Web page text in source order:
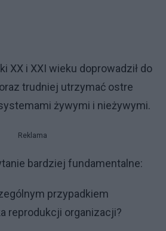
XX i XXI wieku doprowadził do
trudniej utrzymać ostre
żywymi i nieżywymi.
Reklama
bardziej fundamentalne:
przypadkiem
reprodukcji organizacji?